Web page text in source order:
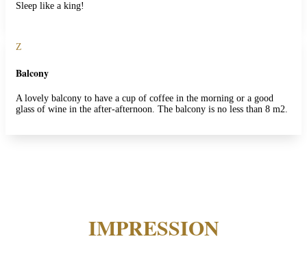
Sleep like a king!
Z
Balcony
A lovely balcony to have a cup of coffee in the morning or a good
glass of wine in the after-afternoon. The balcony is no less than 8 m2.
IMPRESSION